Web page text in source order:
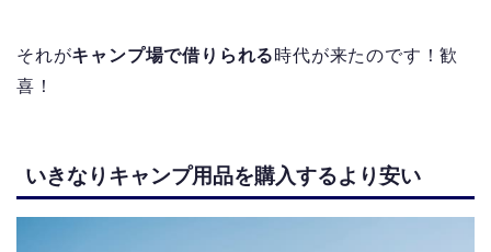
それがキャンプ場で借りられる時代が来たのです！歓
喜！
いきなりキャンプ用品を購入するより安い